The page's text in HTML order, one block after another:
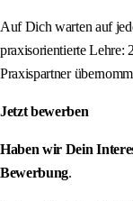
Auf Dich warten auf
praxisorientierte Lehre:
Praxispartner
Jetzt bewerben
Haben wir Dein
Bewerbung.